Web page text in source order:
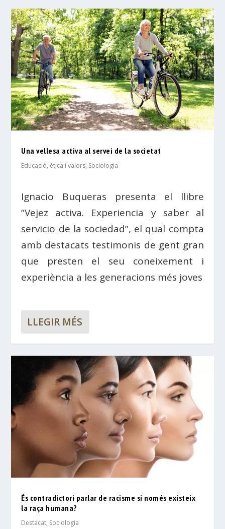
Una vellesa activa al servei de la societat
Educació, ètica i valors, Sociologia
Ignacio Buqueras presenta el llibre
“Vejez activa. Experiencia y saber al
servicio de la sociedad”, el qual compta
amb destacats testimonis de gent gran
que presten el seu coneixement i
experiència a les generacions més joves
LLEGIR MÉS
És contradictori parlar de racisme si només existeix
la raça humana?
Destacat, Sociologia